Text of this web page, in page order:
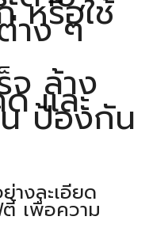
หรือใช้
าง ๆ
จ ล้าง
ด และ
ป้องกัน
างละเอียด
เพื่อความ